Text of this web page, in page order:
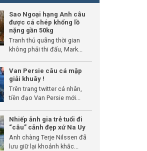
Sao Ngoại hạng Anh câu
được cá chép khổng lồ
nặng gần 50kg
Tranh thủ quãng thời gian
không phải thi đấu, Mark...
Van Persie câu cá mập
giải khuây !
Trên trang twitter cá nhân,
tiền đạo Van Persie mới...
Nhiếp ảnh gia trẻ tuổi đi
“câu” cảnh đẹp xứ Na Uy
Anh chàng Terje Nilssen đã
lưu giữ lại khoảnh khắc...